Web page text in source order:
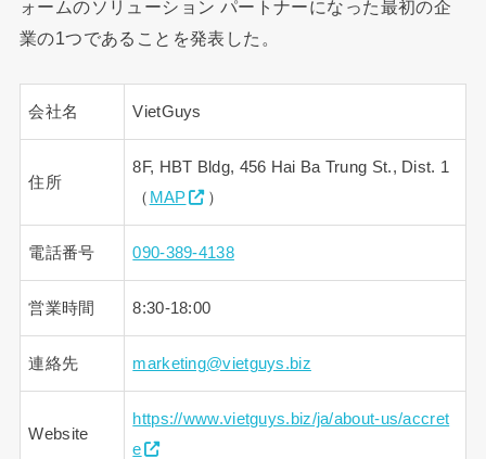
ォームのソリューション パートナーになった最初の企
業の1つであることを発表した。
会社名 VietGuys
住所
8F, HBT Bldg, 456 Hai Ba Trung St., Dist. 1
（ MAP ）
電話番号 090-389-4138
営業時間 8:30-18:00
連絡先 marketing@vietguys.biz
Website
https://www.vietguys.biz/ja/about-us/accret
e